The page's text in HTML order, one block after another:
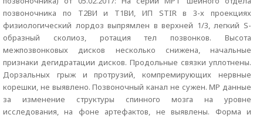
позвоночника по Т2ВИ и Т1ВИ, ИП STIR в 3-х проекциях
физиологический лордоз выпрямлен в верхней 1/3, легкий S-
образный сколиоз, ротация тел позвонков. Высота
межпозвонковых дисков несколько снижена, начальные
признаки дегидратации дисков. Продольные связки уплотнены.
Дорзальных грыж и протрузий, компремирующих нервные
корешки, не выявлено. Позвоночный канал не сужен. МР данные
за изменение структуры спинного мозга на уровне
исследования, на фоне артефактов, не выявлены. Форма и